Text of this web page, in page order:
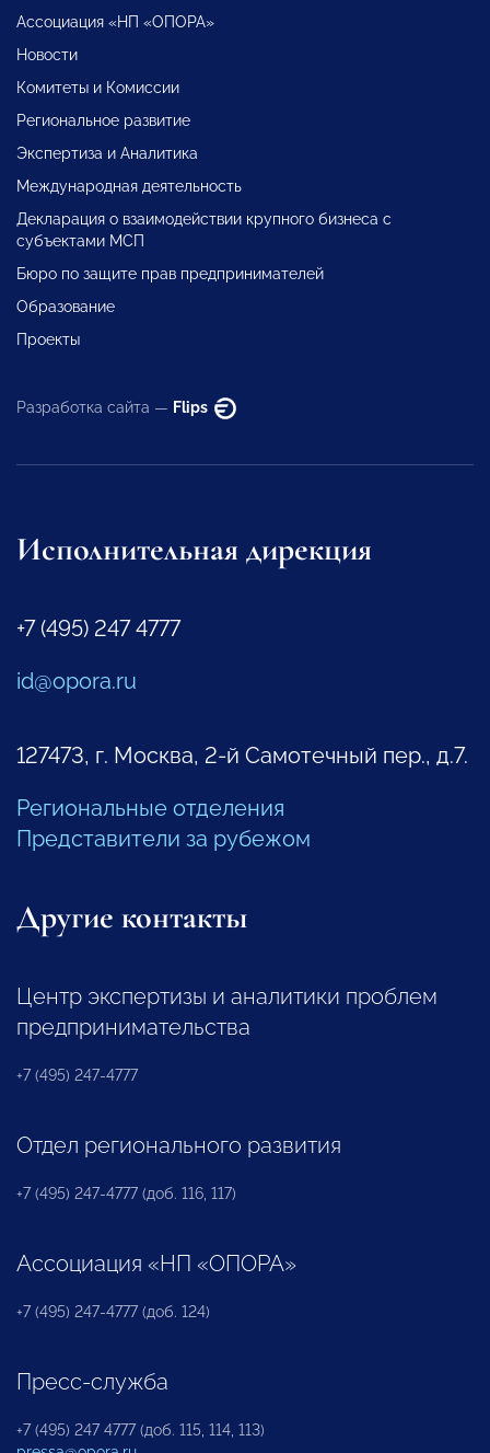
Ассоциация «НП «ОПОРА»
Новости
Комитеты и Комиссии
Региональное развитие
Экспертиза и Аналитика
Международная деятельность
Декларация о взаимодействии крупного бизнеса с
субъектами МСП
Бюро по защите прав предпринимателей
Образование
Проекты
Разработка сайта — Flips
Исполнительная дирекция
+7 (495) 247 4777
id@opora.ru
127473, г. Москва, 2-й Самотечный пер., д.7.
Региональные отделения
Представители за рубежом
Другие контакты
Центр экспертизы и аналитики проблем
предпринимательства
+7 (495) 247-4777
Отдел регионального развития
+7 (495) 247-4777 (доб. 116, 117)
Ассоциация «НП «ОПОРА»
+7 (495) 247-4777 (доб. 124)
Пресс-служба
+7 (495) 247 4777 (доб. 115, 114, 113)